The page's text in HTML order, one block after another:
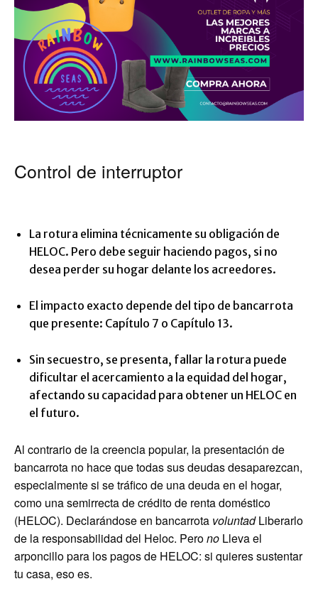
Control de interruptor
La rotura elimina técnicamente su obligación de
HELOC. Pero debe seguir haciendo pagos, si no
desea perder su hogar delante los acreedores.
El impacto exacto depende del tipo de bancarrota
que presente: Capítulo 7 o Capítulo 13.
Sin secuestro, se presenta, fallar la rotura puede
dificultar el acercamiento a la equidad del hogar,
afectando su capacidad para obtener un HELOC en
el futuro.
Al contrario de la creencia popular, la presentación de
bancarrota no hace que todas sus deudas desaparezcan,
especialmente si se tráfico de una deuda en el hogar,
como una semirrecta de crédito de renta doméstico
(HELOC). Declarándose en bancarrota voluntadLiberarlo
de la responsabilidad del Heloc. Perono Lleva el
arponcillo para los pagos de HELOC: si quieres sustentar
tu casa, eso es.